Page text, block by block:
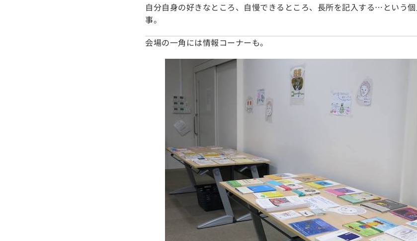
自分自身の好きなところ、自慢できるところ、長所を記入する…という
事。
会場の一角には情報コーナーも。